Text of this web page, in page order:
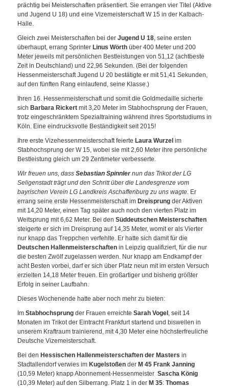
prächtig bei Meisterschaften präsentiert. Sie errangen vier Titel (Aktive
und Jugend U 18) und eine Vizemeisterschaft W 15 in der Kalbach-
Halle.
Gleich zwei Meisterschaften bei der Jugend U 18, seine ersten
überhaupt, errang Sprinter Linus Wörth über 400 Meter und 200
Meter jeweils mit persönlichen Bestleistungen von 51,12 (achtbeste
Zeit in Deutschland) und 22,96 Sekunden. (Bei der folgenden
Hessenmeisterschaft Jugend U 20 bestätigte er mit 51,41 Sekunden,
auf den fünften Rang einlaufend, seine Klasse.)
Ihren 16. Hessenmeisterschaft und somit die Goldmedaille sicherte
sich Barbara Rickert mit 3,20 Meter im Stabhochsprung der Frauen,
trotz eingeschränktem Spezialtraining während ihres Sportstudiums in
Köln. Eine eindrucksvolle Beständigkeit seit 2015!
Ihre erste Vizehessenmeisterschaft feierte Laura Wurzel im
Stabhochsprung der W 15, wobei sie mit 2,60 Meter ihre persönliche
Bestleistung gleich um 29 Zentimeter verbesserte.
Wir freuen uns, dass Sebastian Spinnlernun das Trikot der LG
Seligenstadt trägt und den Schritt über die Landesgrenze vom
bayrischen Verein LG Landkreis Aschaffenburg zu uns wagte. Er
errang seine erste Hessenmeisterschaft im Dreisprung der Aktiven
mit 14,20 Meter, einen Tag später auch noch den vierten Platz im
Weitsprung mit 6,62 Meter. Bei den Süddeutschen Meisterschaften
steigerte er sich im Dreisprung auf 14,35 Meter, womit er als Vierter
nur knapp das Treppchen verfehlte. Er hatte sich damit für die
Deutschen Hallenmeisterschaften in Leipzig qualifiziert, für die nur
die besten Zwölf zugelassen werden. Nur knapp am Endkampf der
acht Besten vorbei, darf er sich über Platz neun mit im ersten Versuch
erzielten 14,18 Meter freuen. Ein großartiger und bisherig größter
Erfolg in seiner Laufbahn.
Dieses Wochenende hatte aber noch mehr zu bieten:
Im Stabhochsprung der Frauen erreichte Sarah Vogel , seit 14
Monaten im Trikot der Eintracht Frankfurt startend und bisweilen in
unserem Kraftraum trainierend, mit 4,30 Meter eine höchsterfreuliche
Deutsche Vizemeisterschaft.
Bei den Hessischen Hallenmeisterschaften der Masters in
Stadtallendorf verwies im Kugelstoßen der M 45 Frank Janning
(10,59 Meter) knapp Abonnement-Hessenmeister Sascha König
(10,39 Meter) auf den Silberrang. Platz 1 in der M 35: Thomas